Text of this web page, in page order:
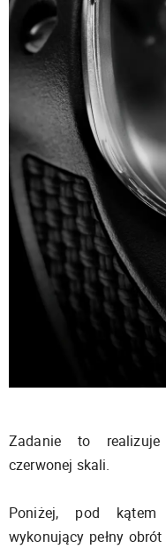
Zadanie to realizuje
czerwonej skali.
Poniżej, pod
wykonujący pełny